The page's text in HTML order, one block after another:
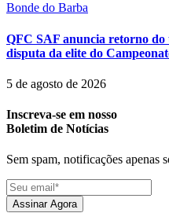
Bonde do Barba
QFC SAF anuncia retorno do
disputa da elite do
5 de agosto de 2026
Inscreva-se em nosso
Boletim de Notícias
Sem spam, notificações apenas
Assinar Agora